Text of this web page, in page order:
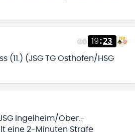
19:23
(11.) (JSG TG Osthofen/HSG
Ingelheim/Ober.-
eine 2-Minuten Strafe